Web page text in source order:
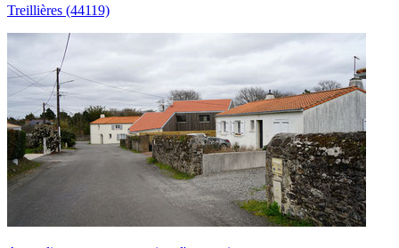
Treillières (44119)